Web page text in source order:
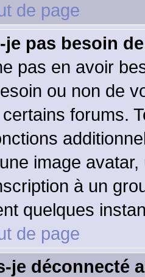
de page
pas besoin
pas en avoir
ou non de
forums.
image
à un
quelques
de page
je déconnecté